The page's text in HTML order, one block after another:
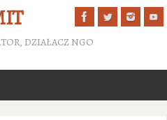
DZIAŁACZ NGO